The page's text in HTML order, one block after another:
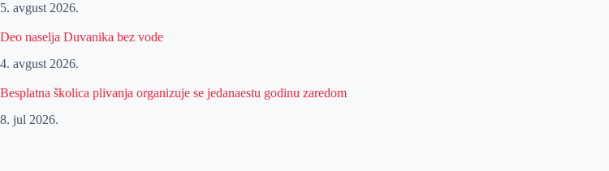
5. avgust 2026.
Deo naselja Duvanika bez vode
4. avgust 2026.
Besplatna školica plivanja organizuje se jedanaestu godinu zaredom
8. jul 2026.